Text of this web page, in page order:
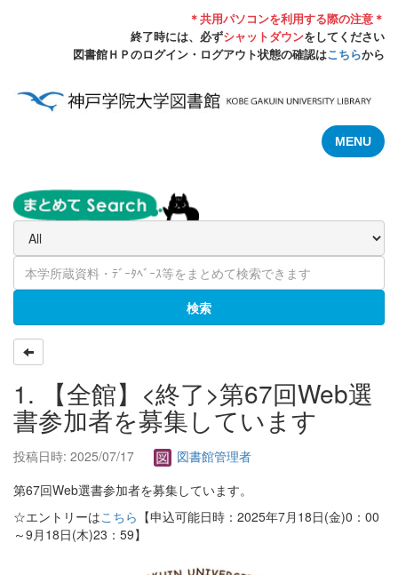
＊共用パソコンを利用する際の注意＊
終了時には、必ずシャットダウンをしてください
図書館ＨＰのログイン・ログアウト状態の確認はこちらから
MENU
検索
1. 【全館】<終了>第67回Web選
書参加者を募集しています
投稿日時: 2025/07/17
図書館管理者
第67回Web選書参加者を募集しています。
☆エントリーはこちら 【申込可能日時：2025年7月18日(金)0：00
～9月18日(木)23：59】